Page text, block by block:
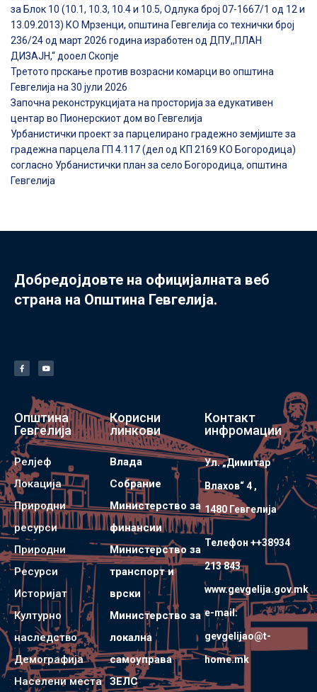
за Блок 10 (10.1, 10.3, 10.4 и 10.5, Одлука број 07-1667/1 од 12 и
13.09.2013) КО Мрзенци, општина Гевгелија со технички број
236/24 од март 2026 година изработен од ДПУ,,ПЛАН
ДИЗАЈН,“ дооел Скопје
Третото прскање против возрасни комарци во општина
Гевгелија на 30 јули 2026
Започна реконструкцијата на просторија за едукативен
центар во Пионерскиот дом во Гевгелија
Урбанистички проект за парцелирано градежно земјиште за
градежна парцела ГП 4.117 (дел од КП 2169 КО Богородица)
согласно Урбанистички план за село Богородица, општина
Гевгелија
Добредојдовте на официјалната веб
страна на Општина Гевгелија.
Општина
Гевгелија
Релјеф
Локација
Природни
ресурси
Природни
Ресурси
Историјат
Културно
наследство
Демографија
Населени места
Корисни
линкови
Влада
Собрание
Министерство за
финансии
Министерство за
транспорт и
врски
Министерство за
локална
самоуправа
ЗЕЛС
Контакт
инфромации
Ул. „Димитар
Влахов“ 4 ,
1480 Гевгелијa
Телефон ++38934
213 843
www.gevgelija.gov.mk
e-mail:
gevgelijao@t-
home.mk